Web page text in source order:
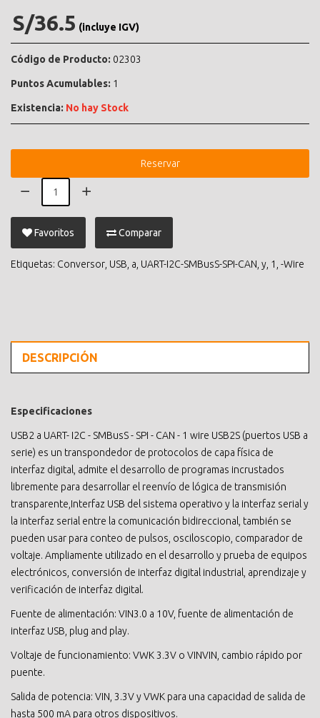
S/36.5 (incluye IGV)
Código de Producto: 02303
Puntos Acumulables: 1
Existencia: No hay Stock
Reservar
Favoritos Comparar
Etiquetas: Conversor USB a UART-I2C-SMBusS-SPI-CAN y 1 -Wire
DESCRIPCIÓN
Especificaciones
USB2 a UART- I2C - SMBusS - SPI - CAN - 1 wire USB2S (puertos USB a
serie) es un transpondedor de protocolos de capa física de
interfaz digital, admite el desarrollo de programas incrustados
libremente para desarrollar el reenvío de lógica de transmisión
transparente,Interfaz USB del sistema operativo y la interfaz serial y
la interfaz serial entre la comunicación bidireccional, también se
pueden usar para conteo de pulsos, osciloscopio, comparador de
voltaje. Ampliamente utilizado en el desarrollo y prueba de equipos
electrónicos, conversión de interfaz digital industrial, aprendizaje y
verificación de interfaz digital.
Fuente de alimentación: VIN3.0 a 10V, fuente de alimentación de
interfaz USB, plug and play.
Voltaje de funcionamiento: VWK 3.3V o VINVIN, cambio rápido por
puente.
Salida de potencia: VIN, 3.3V y VWK para una capacidad de salida de
hasta 500 mA para otros dispositivos.